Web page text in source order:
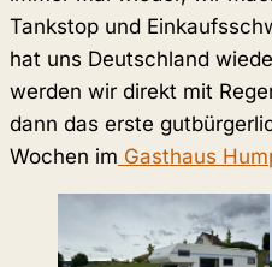
Tankstop und
hat uns Deutschland
werden wir direkt mit
dann das erste
Wochen im Gasthaus